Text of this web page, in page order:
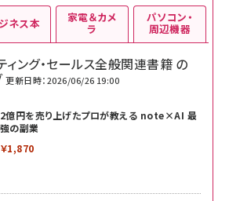
ング・セールス全般関連書籍 の
更新日時：2026/06/26 19:00
2億円を売り上げたプロが教える note×AI 最
強の副業
￥1,870
ネス本 家電＆カメ
ラ
パソコン・
周辺機器